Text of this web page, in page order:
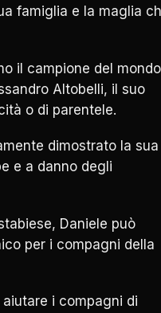
famiglia e la maglia
il campione del mondo
Altobelli, il suo
o di parentele.
dimostrato la sua
e a danno degli
Daniele può
per i compagni della
i compagni di